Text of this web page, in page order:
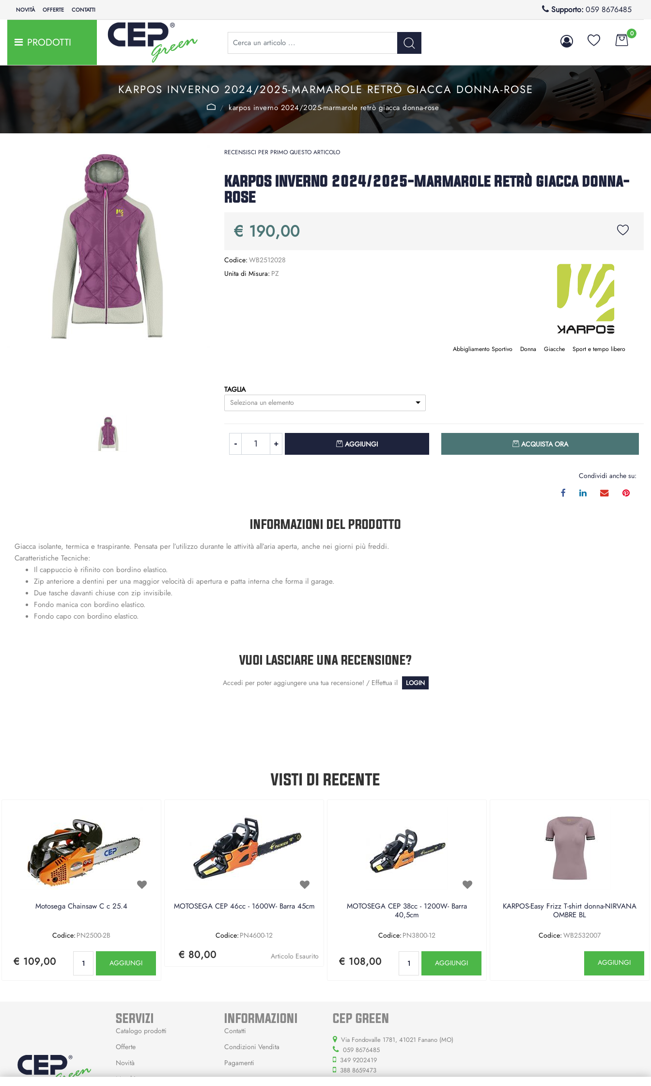
NOVITÀ OFFERTE CONTATTI Supporto: 059 8676485
PRODOTTI
0
KARPOS INVERNO 2024/2025-MARMAROLE RETRÒ GIACCA DONNA-ROSE
karpos inverno 2024/2025-marmarole retrò giacca donna-rose
RECENSISCI PER PRIMO QUESTO ARTICOLO
KARPOS INVERNO 2024/2025-Marmarole Retrò giacca donna-
ROSE
€ 190,00
Codice: WB2512028
Unita di Misura: PZ
Abbigliamento Sportivo Donna Giacche Sport e tempo libero
TAGLIA
Seleziona un elemento
AGGIUNGI ACQUISTA ORA
Condividi anche su:
INFORMAZIONI DEL PRODOTTO
Giacca isolante, termica e traspirante. Pensata per l’utilizzo durante le attività all’aria aperta, anche nei giorni più freddi.
Caratteristiche Tecniche:
Il cappuccio è rifinito con bordino elastico.
Zip anteriore a dentini per una maggior velocità di apertura e patta interna che forma il garage.
Due tasche davanti chiuse con zip invisibile.
Fondo manica con bordino elastico.
Fondo capo con bordino elastico.
VUOI LASCIARE UNA RECENSIONE?
Accedi per poter aggiungere una tua recensione! / Effettua il LOGIN
VISTI DI RECENTE
Motosega Chainsaw C c 25.4
Codice: PN2500-2B
€ 109,00 AGGIUNGI
MOTOSEGA CEP 46cc - 1600W- Barra 45cm
Codice: PN4600-12
€ 80,00 Articolo Esaurito
MOTOSEGA CEP 38cc - 1200W- Barra
40,5cm
Codice: PN3800-12
€ 108,00 AGGIUNGI
KARPOS-Easy Frizz T-shirt donna-NIRVANA
OMBRE BL
Codice: WB2532007
AGGIUNGI
SERVIZI
Catalogo prodotti
Offerte
Novità
Marchi
INFORMAZIONI
Contatti
Condizioni Vendita
Pagamenti
CEP GREEN
Via Fondovalle 1781, 41021 Fanano (MO)
059 8676485
349 9202419
388 8659473